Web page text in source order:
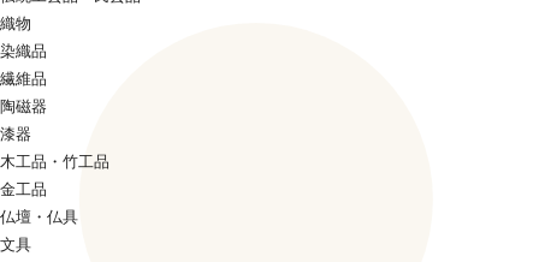
織物
染織品
繊維品
陶磁器
漆器
木工品・竹工品
金工品
仏壇・仏具
文具